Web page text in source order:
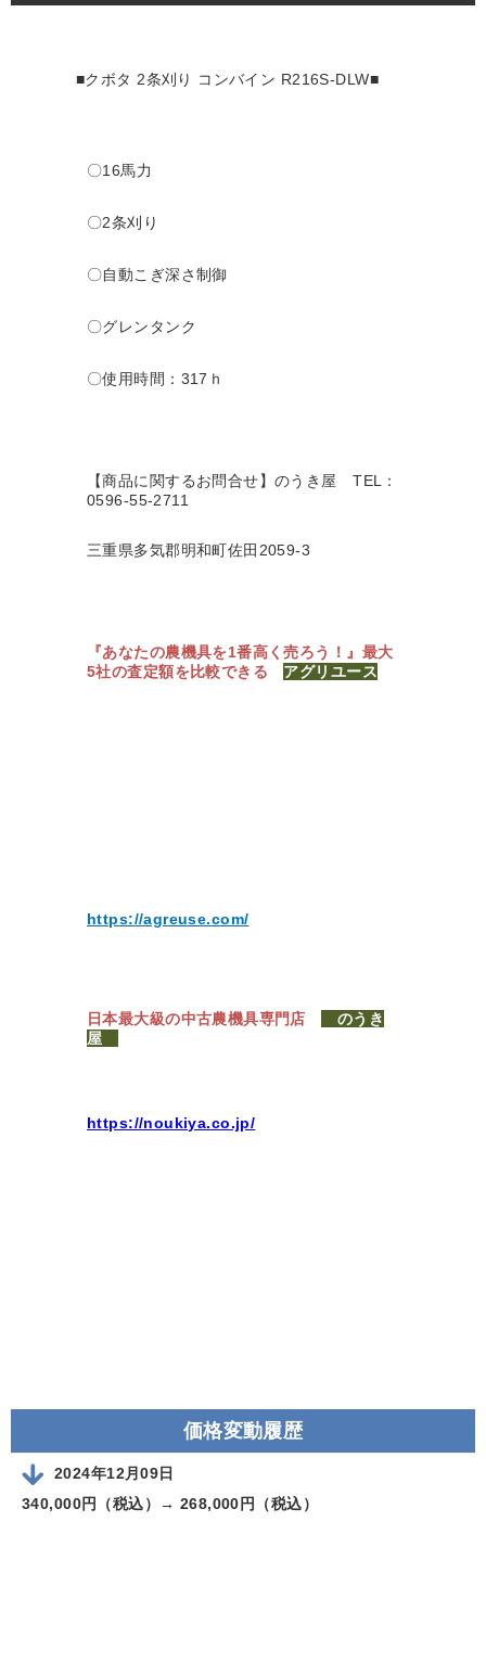
■クボタ 2条刈り コンバイン R216S-DLW■
〇16馬力
〇2条刈り
〇自動こぎ深さ制御
〇グレンタンク
〇使用時間：317ｈ
【商品に関するお問合せ】のうき屋TEL：
0596-55-2711
三重県多気郡明和町佐田2059-3
『あなたの農機具を1番高く売ろう！』 最大
5社の査定額を比較できる アグリユース
https://agreuse.com/
日本最大級の中古農機具専門店
のうき
屋
https://noukiya.co.jp/
価格変動履歴
2024年12月09日
340,000円（税込）→ 268,000円（税込）